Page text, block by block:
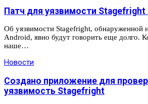
Патч для уязвимости
Об уязвимости Stagefright, обнаруженной
Android, явно будут говорить еще долго.
наше…
Новости
Создано приложение для
уязвимость Stagefright